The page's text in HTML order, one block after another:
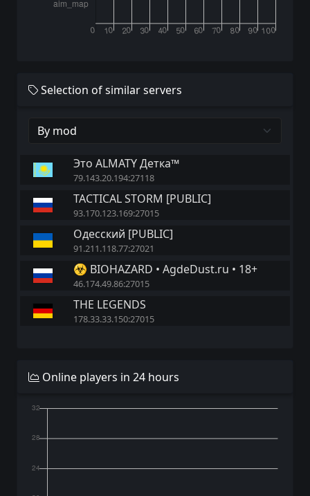
Selection of similar servers
Это ALMATY Детка™
79.143.20.194:27118
TACTICAL STORM [PUBLIC]
93.170.123.169:27015
Одесский [PUBLIC]
91.211.118.77:27021
☣ BIOHAZARD • AgdeDust.ru • 18+
46.174.49.86:27015
THE LEGENDS
178.33.33.150:27015
Online players in 24 hours